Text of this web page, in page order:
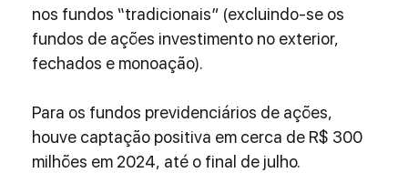
nos fundos “tradicionais” (excluindo-se os
fundos de ações investimento no exterior,
fechados e monoação).
Para os fundos previdenciários de ações,
houve captação positiva em cerca de R$ 300
milhões em 2024, até o final de julho.